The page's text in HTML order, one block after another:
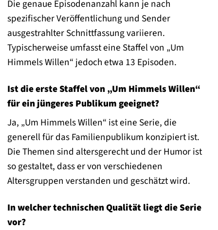
Die genaue Episodenanzahl kann je nach
spezifischer Veröffentlichung und Sender
ausgestrahlter Schnittfassung variieren.
Typischerweise umfasst eine Staffel von „Um
Himmels Willen“ jedoch etwa 13 Episoden.
Ist die erste Staffel von „Um Himmels Willen“
für ein jüngeres Publikum geeignet?
Ja, „Um Himmels Willen“ ist eine Serie, die
generell für das Familienpublikum konzipiert ist.
Die Themen sind altersgerecht und der Humor ist
so gestaltet, dass er von verschiedenen
Altersgruppen verstanden und geschätzt wird.
In welcher technischen Qualität liegt die Serie
vor?